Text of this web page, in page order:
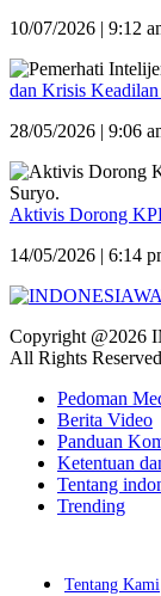
10/07/2026 | 9:12
dan Krisis
28/05/2026 | 9:06
Aktivis Dorong
14/05/2026 | 6:14
Copyright @2026
All Rights Reserved
Pedoman
Berita Video
Panduan
Ketentuan
Tentang
Trending
Tentang Kami